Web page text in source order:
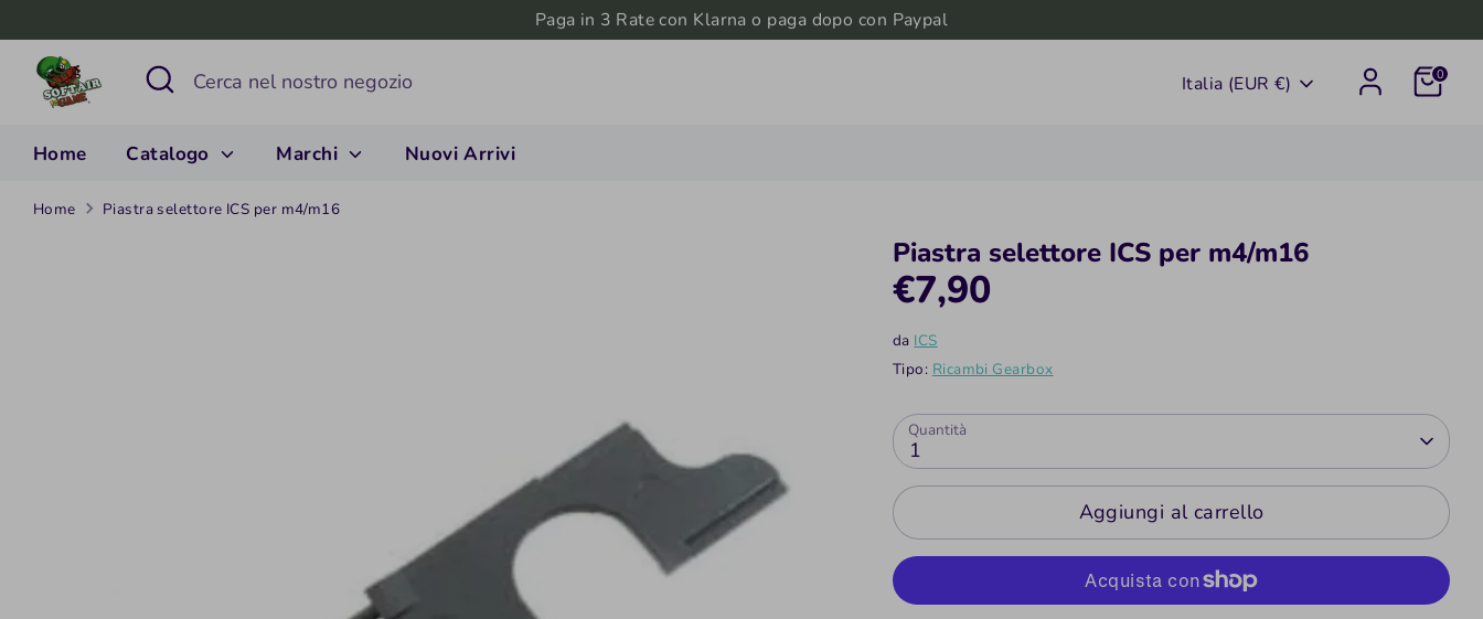
al
contenuto
Paga in 3 Rate con Klarna o paga dopo con Paypal
Cerca
Cerca
negozio
Valuta
Italia (EUR €) 0
Home Catalogo Marchi Nuovi Arrivi
Home Piastra selettore ICS per m4/m16
Piastra selettore ICS per m4/m16
€7,90
da ICS
Tipo: Ricambi Gearbox
Quantità
1
Aggiungi al carrello